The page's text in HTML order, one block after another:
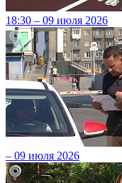
18:30 – 09 июля 2026
– 09 июля 2026